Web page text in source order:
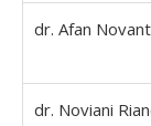
dr. Afan
dr. Noviani